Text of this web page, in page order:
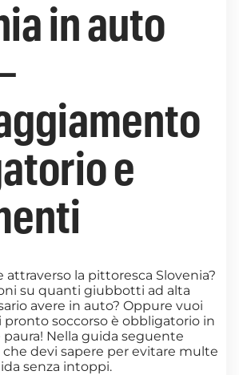
in auto
e
attraverso la pittoresca Slovenia?
su quanti giubbotti ad alta
avere in auto? Oppure vuoi
pronto soccorso è obbligatorio in
paura! Nella guida seguente
devi sapere per evitare multe
senza intoppi.